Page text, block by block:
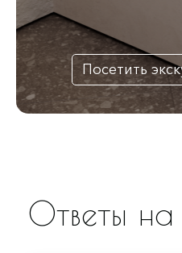
Посетить
Ответы на